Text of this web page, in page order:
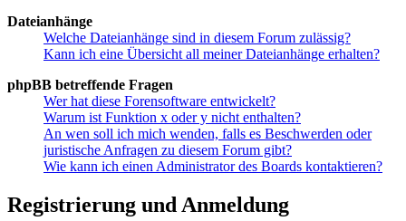
Dateianhänge
Welche Dateianhänge sind in diesem Forum zulässig?
Kann ich eine Übersicht all meiner Dateianhänge erhalten?
phpBB betreffende Fragen
Wer hat diese Forensoftware entwickelt?
Warum ist Funktion x oder y nicht enthalten?
An wen soll ich mich wenden, falls es Beschwerden oder
juristische Anfragen zu diesem Forum gibt?
Wie kann ich einen Administrator des Boards kontaktieren?
Registrierung und Anmeldung